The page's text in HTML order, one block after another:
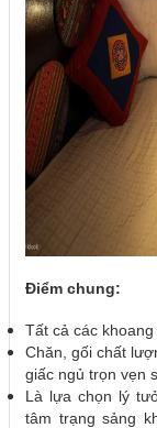
Điểm chung:
Tất cả các
Chăn, gối chất
giấc ngủ trọn vẹn
Là lựa chọn lý
tâm trạng sảng